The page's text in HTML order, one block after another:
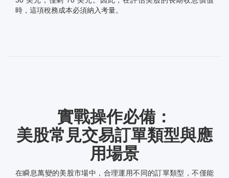
時，這項稅務成本必須納入考量。
實戰操作必備：
美股常見交易訂單類型與應
用場景
在瞬息萬變的美股市場中，合理運用不同的訂單類型，不僅能